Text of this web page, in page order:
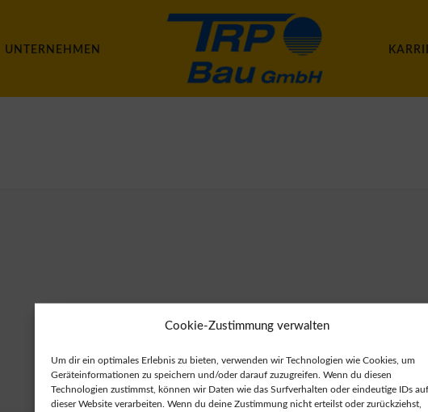
Cookie-Zustimmung verwalten
Um dir ein optimales Erlebnis zu bieten, verwenden wir Technologien wie Cookies, um
Geräteinformationen zu speichern und/oder darauf zuzugreifen. Wenn du diesen
Technologien zustimmst, können wir Daten wie das Surfverhalten oder eindeutige IDs auf
dieser Website verarbeiten. Wenn du deine Zustimmung nicht erteilst oder zurückziehst,
UNTERNEHMEN